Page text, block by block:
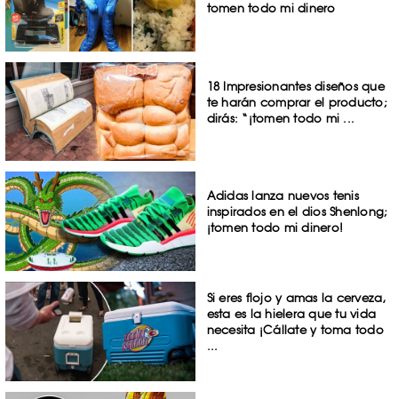
tomen todo mi dinero
18 Impresionantes diseños que
te harán comprar el producto;
dirás: “¡tomen todo mi ...
Adidas lanza nuevos tenis
inspirados en el dios Shenlong;
¡tomen todo mi dinero!
Si eres flojo y amas la cerveza,
esta es la hielera que tu vida
necesita ¡Cállate y toma todo
...